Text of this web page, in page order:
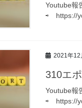
Youtube報
⇨ https://
2021年12
310エ
Youtube報
⇨ https://